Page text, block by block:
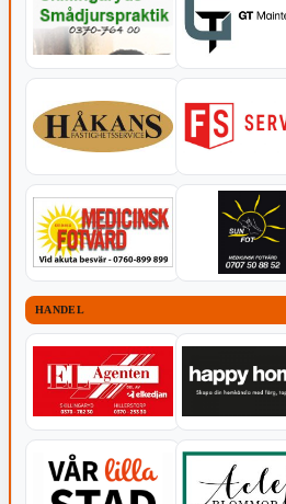
HANDEL